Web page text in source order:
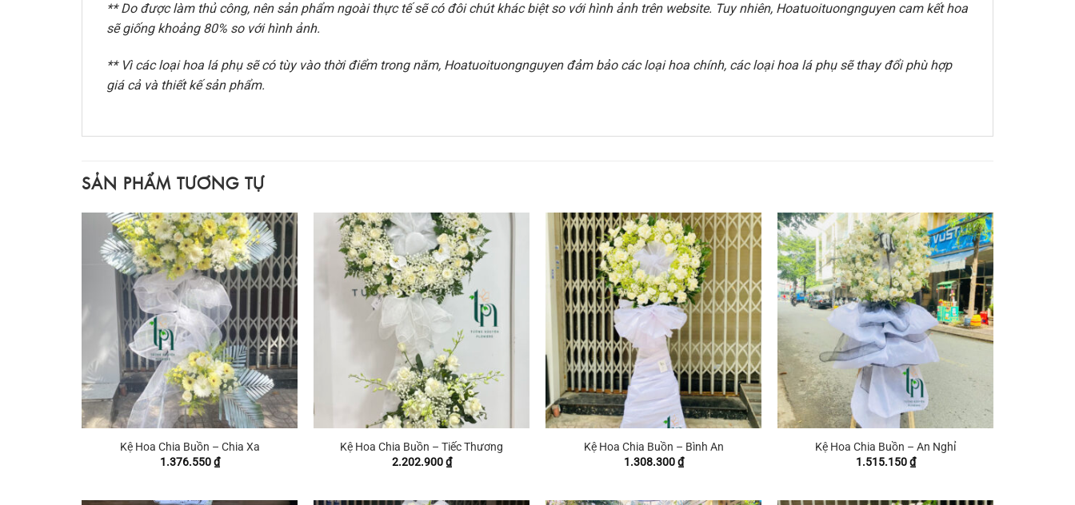
** Do được làm thủ công, nên sản phẩm ngoài thực tế sẽ có đôi chút khác biệt so với hình ảnh trên website. Tuy nhiên, Hoatuoituongnguyen cam kết hoa
sẽ giống khoảng 80% so với hình ảnh.
** Vì các loại hoa lá phụ sẽ có tùy vào thời điểm trong năm, Hoatuoituongnguyen đảm bảo các loại hoa chính, các loại hoa lá phụ sẽ thay đổi phù hợp
giá cả và thiết kế sản phẩm.
SẢN PHẨM TƯƠNG TỰ
+
Kệ Hoa Chia Buồn – Chia Xa
1.376.550₫
Kệ Hoa Chia Buồn – Tiếc Thương
2.202.900₫
+
Kệ Hoa Chia Buồn – Bình An
1.308.300₫
Kệ Hoa Chia Buồn – An Nghỉ
1.515.150₫